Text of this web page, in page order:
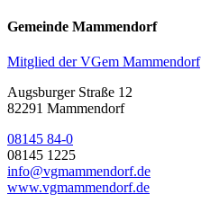
Gemeinde Mammendorf
Mitglied der VGem Mammendorf
Augsburger Straße 12
82291 Mammendorf
08145 84-0
08145 1225
info@vgmammendorf.de
www.vgmammendorf.de